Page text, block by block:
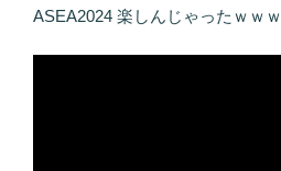
ASEA2024 楽しんじゃったｗｗｗ